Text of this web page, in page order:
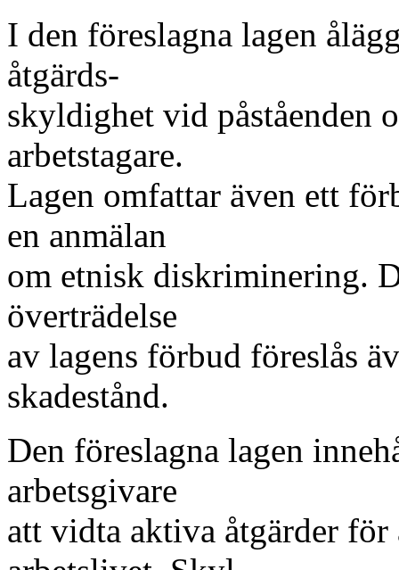
I den föreslagna lagen
åtgärds-
skyldighet vid påståenden
arbetstagare.
Lagen omfattar även ett
en anmälan
om etnisk diskriminering.
överträdelse
av lagens förbud föreslås
skadestånd.
Den föreslagna lagen
arbetsgivare
att vidta aktiva åtgärder